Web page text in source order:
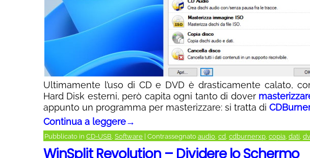
Ultimamente l’uso di CD e DVD è drasticamente calato,
Hard Disk esterni, però capita ogni tanto di dover
appunto un programma per masterizzare: si tratta di
Continua a leggere→
Pubblicato in CD-USB, Software Contrassegnato audio, cd, cdburnerxp, copia, dati,
WinSplit Revolution – Dividere lo Schermo